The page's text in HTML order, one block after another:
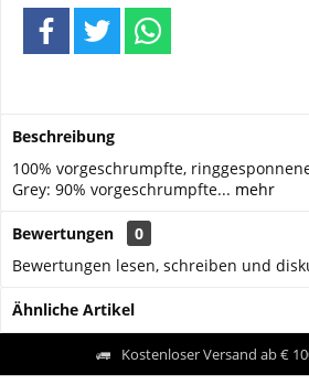
Beschreibung
100% vorgeschrumpfte,
Grey: 90% vorgeschrumpfte... mehr
Bewertungen
0
Bewertungen lesen, schreiben und
Ähnliche Artikel
Kostenloser Versand ab €